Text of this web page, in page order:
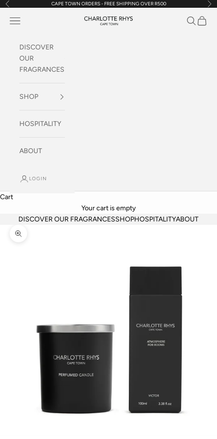
Skip to content
Previous CAPE TOWN ORDERS - FREE SHIPPING OVER R500
Charlotte Rhys SA
Navigation menu Search
Cart
DISCOVER
OUR
FRAGRANCES
SHOP
HOSPITALITY
ABOUT
LOGIN
Cart
Your cart is empty
DISCOVER OUR FRAGRANCESSHOPHOSPITALITYABOUT
Zoom picture